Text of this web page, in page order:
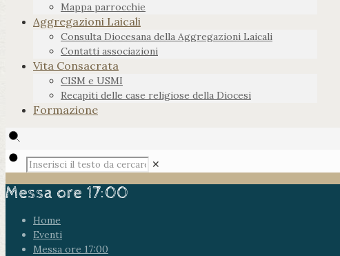
Mappa parrocchie
Aggregazioni Laicali
Consulta Diocesana della Aggregazioni Laicali
Contatti associazioni
Vita Consacrata
CISM e USMI
Recapiti delle case religiose della Diocesi
Formazione
✕
Messa ore 17:00
Home
Eventi
Messa ore 17:00